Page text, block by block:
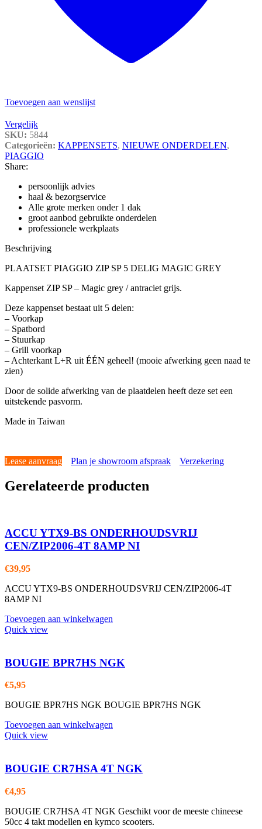
Toevoegen aan wenslijst
Vergelijk
SKU: 5844
Categorieën: KAPPENSETS, NIEUWE ONDERDELEN,
PIAGGIO
Share:
persoonlijk advies
haal & bezorgservice
Alle grote merken onder 1 dak
groot aanbod gebruikte onderdelen
professionele werkplaats
Beschrijving
PLAATSET PIAGGIO ZIP SP 5 DELIG MAGIC GREY
Kappenset ZIP SP – Magic grey / antraciet grijs.
Deze kappenset bestaat uit 5 delen:
– Voorkap
– Spatbord
– Stuurkap
– Grill voorkap
– Achterkant L+R uit ÉÉN geheel! (mooie afwerking geen naad te
zien)
Door de solide afwerking van de plaatdelen heeft deze set een
uitstekende pasvorm.
Made in Taiwan
Lease aanvraag Plan je showroom afspraak Verzekering
Gerelateerde producten
ACCU YTX9-BS ONDERHOUDSVRIJ
CEN/ZIP2006-4T 8AMP NI
€39,95
ACCU YTX9-BS ONDERHOUDSVRIJ CEN/ZIP2006-4T
8AMP NI
Toevoegen aan winkelwagen
Quick view
BOUGIE BPR7HS NGK
€5,95
BOUGIE BPR7HS NGK BOUGIE BPR7HS NGK
Toevoegen aan winkelwagen
Quick view
BOUGIE CR7HSA 4T NGK
€4,95
BOUGIE CR7HSA 4T NGK Geschikt voor de meeste chineese
50cc 4 takt modellen en kymco scooters.